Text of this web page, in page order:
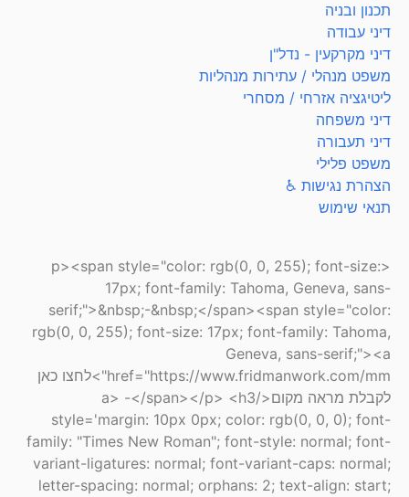
תכנון ובניה
דיני עבודה
דיני מקרקעין - נדל"ן
משפט מנהלי / עתירות מנהליות
ליטיגציה אזרחי / מסחרי
דיני משפחה
דיני תעבורה
משפט פלילי
הצהרת נגישות ♿
תנאי שימוש
<p><span style="color: rgb(0, 0, 255); font-size:
17px; font-family: Tahoma, Geneva, sans-
serif;">&nbsp;-&nbsp;</span><span style="color:
rgb(0, 0, 255); font-size: 17px; font-family: Tahoma,
Geneva, sans-serif;"><a
href="https://www.fridmanwork.com/mm">לחצו כאן
לקבלת מראה מקום</a> -</span></p> <h3
style='margin: 10px 0px; color: rgb(0, 0, 0); font-
family: "Times New Roman"; font-style: normal; font-
variant-ligatures: normal; font-variant-caps: normal;
letter-spacing: normal; orphans: 2; text-align: start;